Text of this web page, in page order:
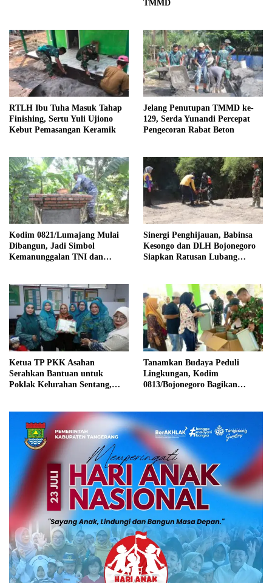
TMMD
RTLH Ibu Tuha Masuk Tahap
Finishing, Sertu Yuli Ujiono
Kebut Pemasangan Keramik
Jelang Penutupan TMMD ke-
129, Serda Yunandi Percepat
Pengecoran Rabat Beton
Kodim 0821/Lumajang Mulai
Dibangun, Jadi Simbol
Kemanunggalan TNI dan
Sinergi Penghijauan, Babinsa
Kesongo dan DLH Bojonegoro
Siapkan Ratusan Lubang
Ketua TP PKK Asahan
Serahkan Bantuan untuk
Poklak Kelurahan Sentang,
Tanamkan Budaya Peduli
Lingkungan, Kodim
0813/Bojonegoro Bagikan